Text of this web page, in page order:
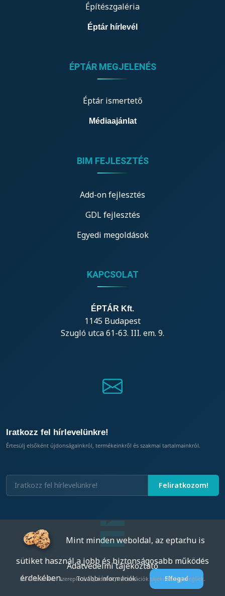
Építészgaléria
Éptár hírlevél
ÉPTÁR MEGJELENÉS
Éptár ismertető
Médiaajánlat
BIM FEJLESZTÉS
Add-on fejlesztés
GDL fejlesztés
Egyedi megoldások
KAPCSOLAT
ÉPTÁR Kft.
1145 Budapest
Szugló utca 61-63. III. em. 9.
Iratkozz fel hírlevelünkre!
Értesülj elsőként újdonságainkról, termékeinkről és szakmai tartalmainkról.
Adatvédelmi tájékoztató
Az oldalunkon szereplő árak, adatok, információk tájékoztató jellegűek.
Mint minden weboldal, az eptar.hu is
sütiket használ a jobb és biztonságosabb működés
érdekében.További információk Elfogad